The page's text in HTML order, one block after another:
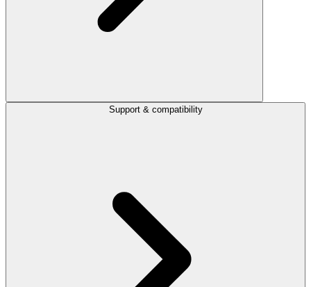
Support & compatibility